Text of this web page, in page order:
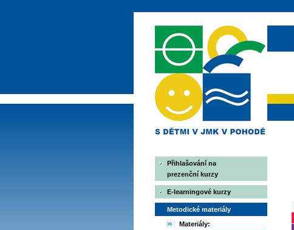
Přihlašování na
prezenční kurzy
E-learningové kurzy
Metodické materiály
Materiály: